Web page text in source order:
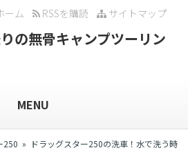
サイトマップ
RSSを購読
ーム
の無骨キャンプツーリン
MENU
250 » ドラッグスター250の洗車！水で洗う時